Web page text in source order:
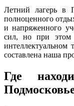
Летний лагерь в
полноценного
и напряженного
сил, но при этом
составлена наша
Где